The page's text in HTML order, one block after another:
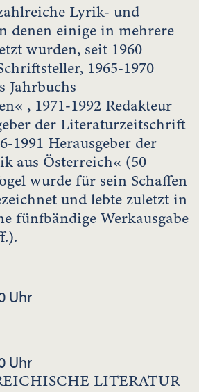
Lyrik- und
denen einige in mehrere
wurden, seit 1960
1965-1970
Jahrbuchs
, 1971-1992 Redakteur
der Literaturzeitschrift
1991 Herausgeber der
aus Österreich« (50
wurde für sein Schaffen
und lebte zuletzt in
fünfbändige Werkausgabe
Uhr
Uhr
LITERATUR